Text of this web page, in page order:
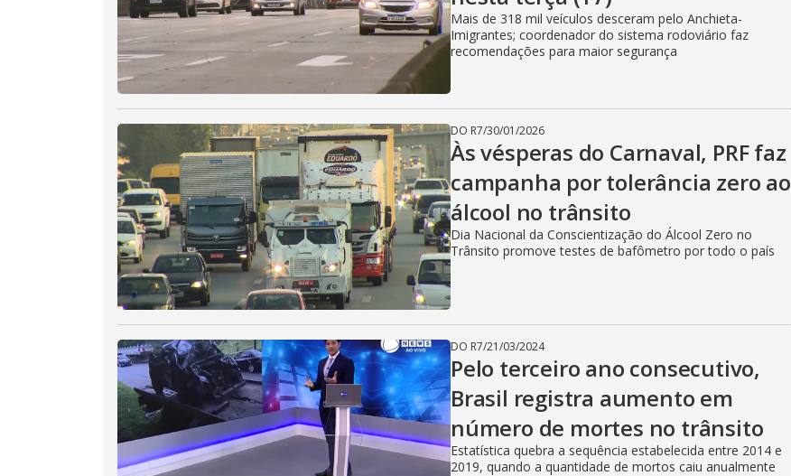
Mais de 318 mil veículos desceram pelo Anchieta-
Imigrantes; coordenador do sistema rodoviário faz
recomendações para maior segurança
DO R7/30/01/2026
Às vésperas do Carnaval, PRF faz
campanha por tolerância zero ao
álcool no trânsito
Dia Nacional da Conscientização do Álcool Zero no
Trânsito promove testes de bafômetro por todo o país
DO R7/21/03/2024
Pelo terceiro ano consecutivo,
Brasil registra aumento em
número de mortes no trânsito
Estatística quebra a sequência estabelecida entre 2014 e
2019, quando a quantidade de mortos caiu anualmente